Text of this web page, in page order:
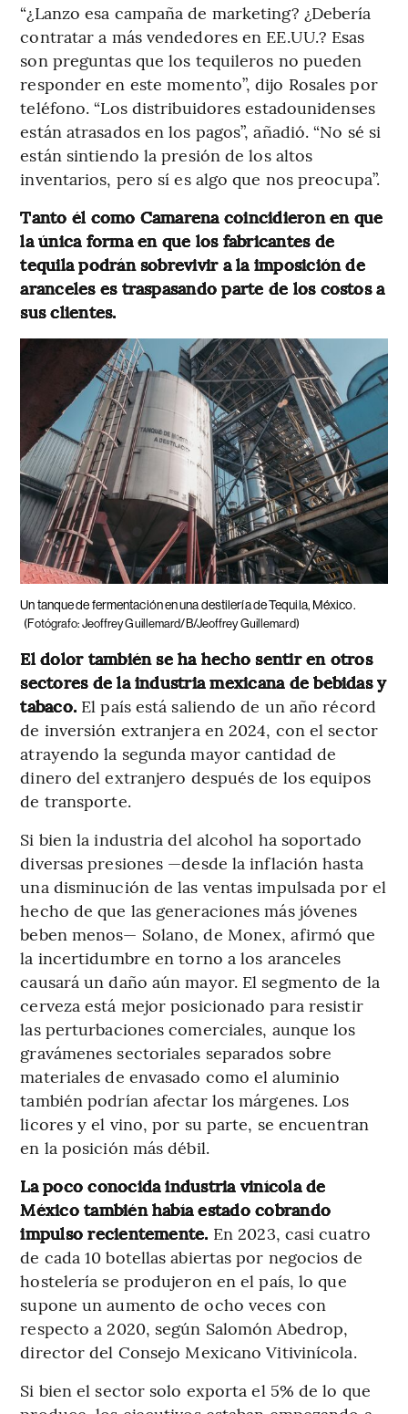
“¿Lanzo esa campaña de marketing? ¿Debería
contratar a más vendedores en EE.UU.? Esas
son preguntas que los tequileros no pueden
responder en este momento”, dijo Rosales por
teléfono. “Los distribuidores estadounidenses
están atrasados en los pagos”, añadió. “No sé si
están sintiendo la presión de los altos
inventarios, pero sí es algo que nos preocupa”.
Tanto él como Camarena coincidieron en que
la única forma en que los fabricantes de
tequila podrán sobrevivir a la imposición de
aranceles es traspasando parte de los costos a
sus clientes.
Un tanque de fermentación en una destilería de Tequila, México.
(Fotógrafo: Jeoffrey Guillemard/B/Jeoffrey Guillemard)
El dolor también se ha hecho sentir en otros
sectores de la industria mexicana de bebidas y
tabaco. El país está saliendo de un año récord
de inversión extranjera en 2024, con el sector
atrayendo la segunda mayor cantidad de
dinero del extranjero después de los equipos
de transporte.
Si bien la industria del alcohol ha soportado
diversas presiones —desde la inflación hasta
una disminución de las ventas impulsada por el
hecho de que las generaciones más jóvenes
beben menos— Solano, de Monex, afirmó que
la incertidumbre en torno a los aranceles
causará un daño aún mayor. El segmento de la
cerveza está mejor posicionado para resistir
las perturbaciones comerciales, aunque los
gravámenes sectoriales separados sobre
materiales de envasado como el aluminio
también podrían afectar los márgenes. Los
licores y el vino, por su parte, se encuentran
en la posición más débil.
La poco conocida industria vinícola de
México también había estado cobrando
impulso recientemente. En 2023, casi cuatro
de cada 10 botellas abiertas por negocios de
hostelería se produjeron en el país, lo que
supone un aumento de ocho veces con
respecto a 2020, según Salomón Abedrop,
director del Consejo Mexicano Vitivinícola.
Si bien el sector solo exporta el 5% de lo que